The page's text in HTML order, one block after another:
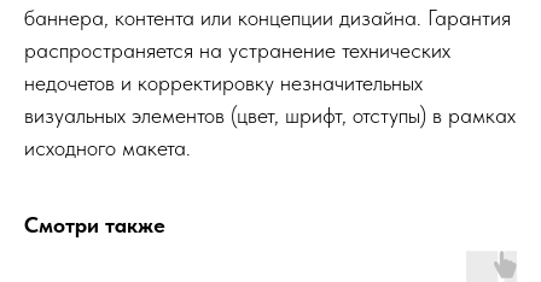
баннера, контента или концепции дизайна. Гарантия
распространяется на устранение технических
недочетов и корректировку незначительных
визуальных элементов (цвет, шрифт, отступы) в рамках
исходного макета.
Смотри также